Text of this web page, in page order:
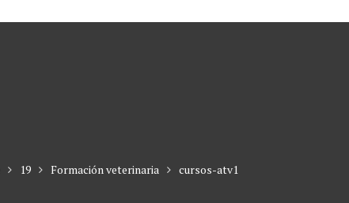
19 Formación veterinaria cursos-atv1